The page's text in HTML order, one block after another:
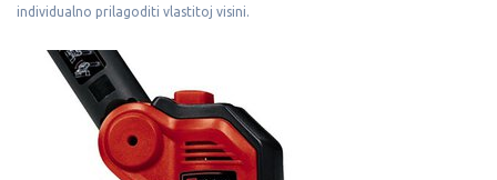
individualno prilagoditi vlastitoj visini.